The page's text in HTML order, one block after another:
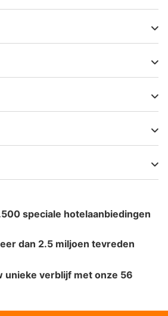
speciale hotelaanbiedingen
dan 2.5 miljoen tevreden
unieke verblijf met onze 56